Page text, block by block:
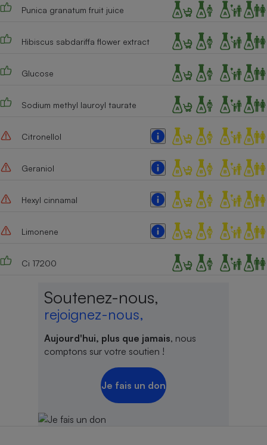
Punica granatum fruit juice
Hibiscus sabdariffa flower extract
Glucose
Sodium methyl lauroyl taurate
Citronellol
Geraniol
Hexyl cinnamal
Limonene
Ci 17200
Soutenez-nous,
rejoignez-nous,
Aujourd'hui, plus que jamais, nous
comptons sur votre soutien !
Je fais un don